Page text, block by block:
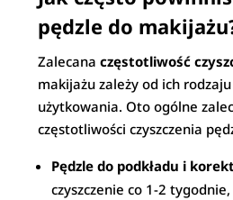
pędzle do
Zalecanaczęstotliwość
makijażu zależy od ich
użytkowania. Oto ogólne
częstotliwości czyszczenia
Pędzle do podkładu i
czyszczenie co 1-2